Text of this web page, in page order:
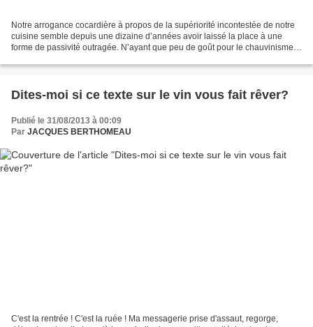
Notre arrogance cocardière à propos de la supériorité incontestée de notre
cuisine semble depuis une dizaine d’années avoir laissé la place à une
forme de passivité outragée. N’ayant que peu de goût pour le chauvinisme
Dites-moi si ce texte sur le vin vous fait rêver?
Publié le 31/08/2013 à 00:09
Par JACQUES BERTHOMEAU
C'est la rentrée ! C'est la ruée ! Ma messagerie prise d'assaut, regorge,